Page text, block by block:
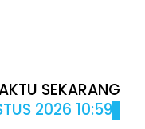
SEKARANG
2026 10:59